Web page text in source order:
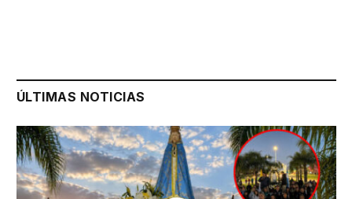
ÚLTIMAS NOTICIAS